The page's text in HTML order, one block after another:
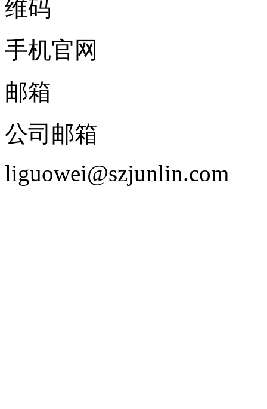
手机官网
邮箱
公司邮箱
liguowei@szjunlin.com